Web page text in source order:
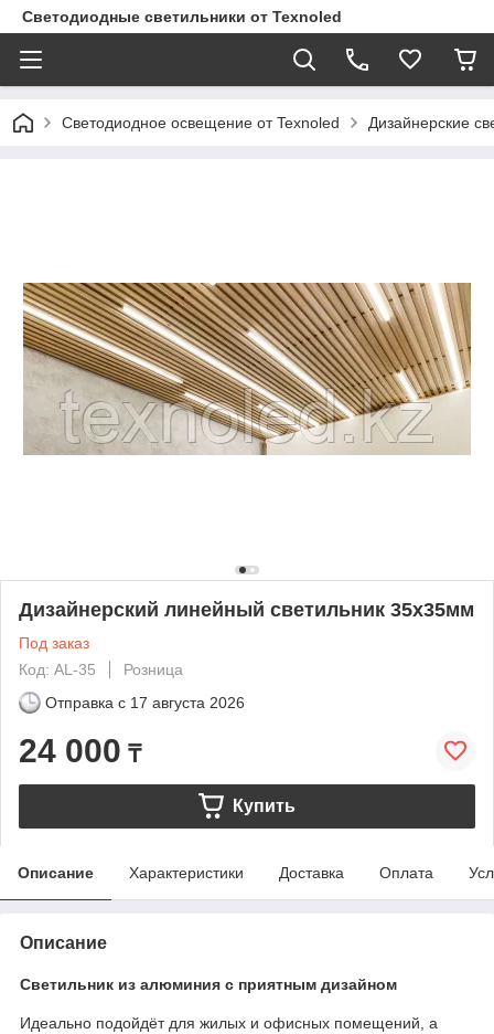
Светодиодные светильники от Texnoled
Светодиодное освещение от Texnoled Дизайнерские
Дизайнерский линейный светильник 35х35мм
Под заказ
Код: AL-35
Розница
Отправка с 17 августа 2026
24 000 ₸
Купить
Описание Характеристики Доставка Оплата
Описание
Светильник из алюминия с приятным дизайном
Идеально подойдёт для жилых и офисных помещений, а